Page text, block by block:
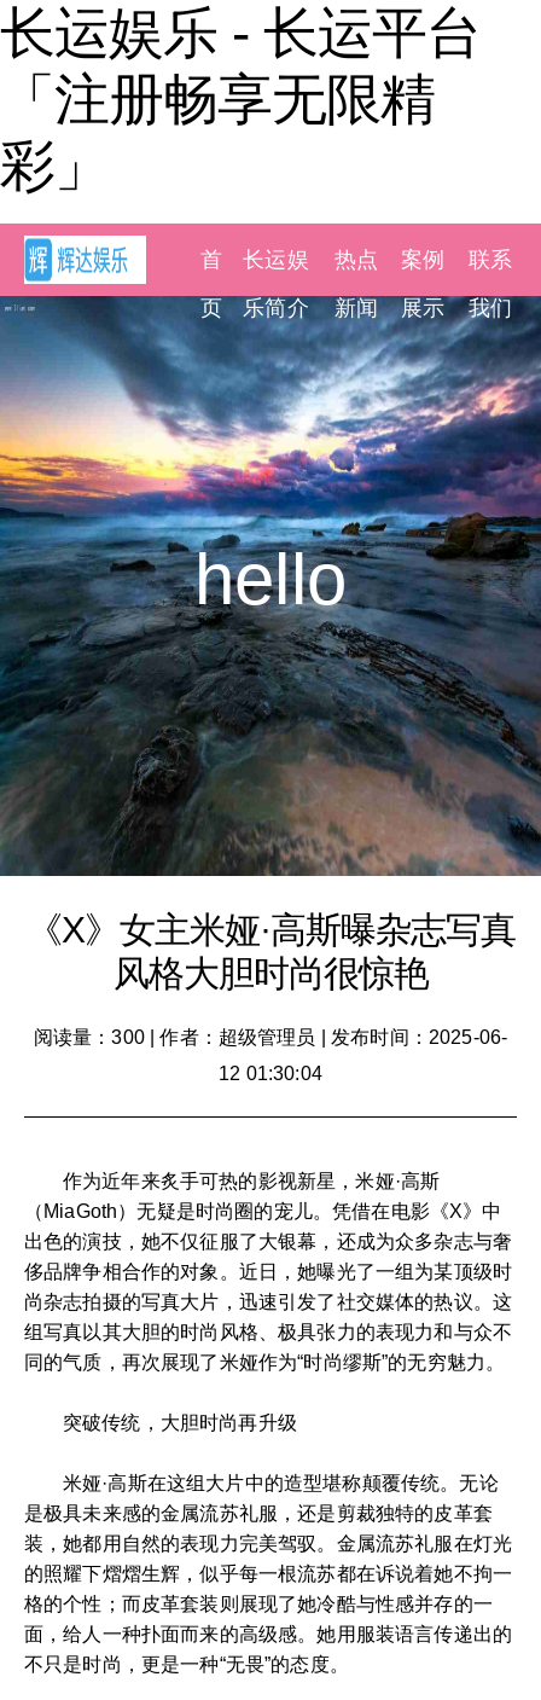
长运娱乐 - 长运平台
「注册畅享无限精
彩」
首
页
长运娱
乐简介
热点
新闻
案例
展示
联系
我们
hello
《X》女主米娅·高斯曝杂志写真
风格大胆时尚很惊艳
阅读量：300|作者：超级管理员
发布时间：2025-06-
12 01:30:04
作为近年来炙手可热的影视新星，米娅·高斯
（MiaGoth）无疑是时尚圈的宠儿。凭借在电影《X》中
出色的演技，她不仅征服了大银幕，还成为众多杂志与奢
侈品牌争相合作的对象。近日，她曝光了一组为某顶级时
尚杂志拍摄的写真大片，迅速引发了社交媒体的热议。这
组写真以其大胆的时尚风格、极具张力的表现力和与众不
同的气质，再次展现了米娅作为“时尚缪斯”的无穷魅力。
突破传统，大胆时尚再升级
米娅·高斯在这组大片中的造型堪称颠覆传统。无论
是极具未来感的金属流苏礼服，还是剪裁独特的皮革套
装，她都用自然的表现力完美驾驭。金属流苏礼服在灯光
的照耀下熠熠生辉，似乎每一根流苏都在诉说着她不拘一
格的个性；而皮革套装则展现了她冷酷与性感并存的一
面，给人一种扑面而来的高级感。她用服装语言传递出的
不只是时尚，更是一种“无畏”的态度。